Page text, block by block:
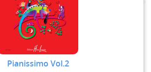
Pianissimo Vol.2